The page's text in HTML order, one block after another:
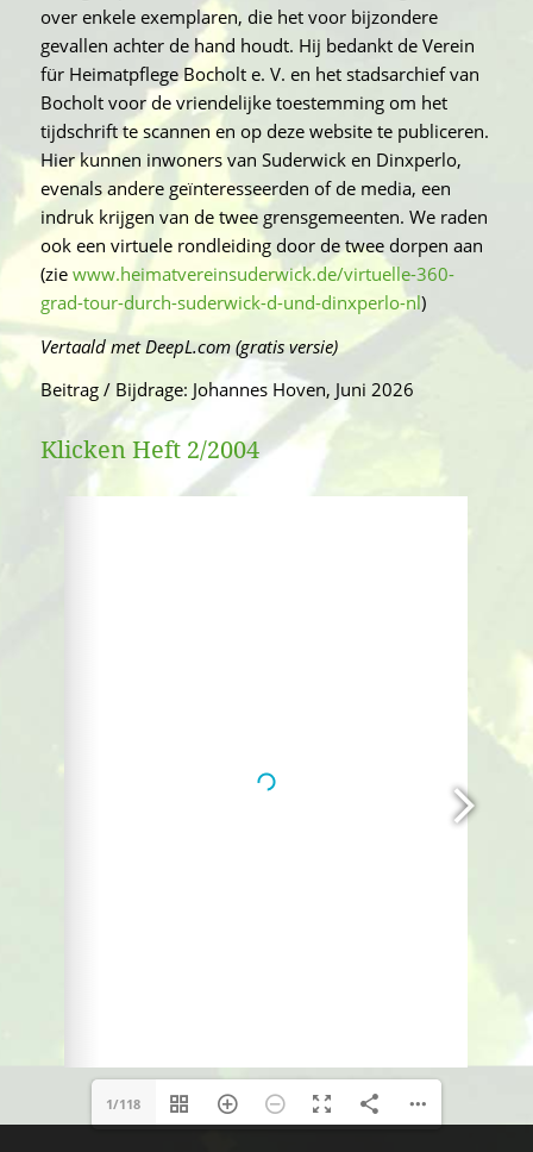
over enkele exemplaren, die het voor bijzondere
gevallen achter de hand houdt. Hij bedankt de Verein
für Heimatpflege Bocholt e. V. en het stadsarchief van
Bocholt voor de vriendelijke toestemming om het
tijdschrift te scannen en op deze website te publiceren.
Hier kunnen inwoners van Suderwick en Dinxperlo,
evenals andere geïnteresseerden of de media, een
indruk krijgen van de twee grensgemeenten. We raden
ook een virtuele rondleiding door de twee dorpen aan
(zie www.heimatvereinsuderwick.de/virtuelle-360-
grad-tour-durch-suderwick-d-und-dinxperlo-nl)
Vertaald met DeepL.com (gratis versie)
Beitrag / Bijdrage: Johannes Hoven, Juni 2026
Klicken Heft 2/2004
1/118